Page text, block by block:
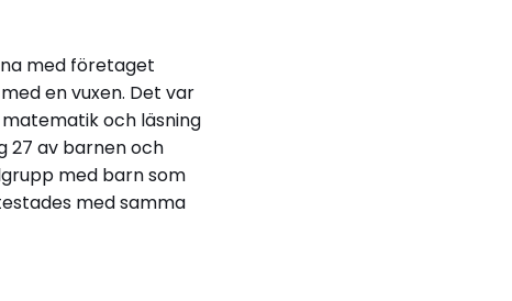
med företaget
en vuxen. Det var
och läsning
27 av barnen och
med barn som
med samma